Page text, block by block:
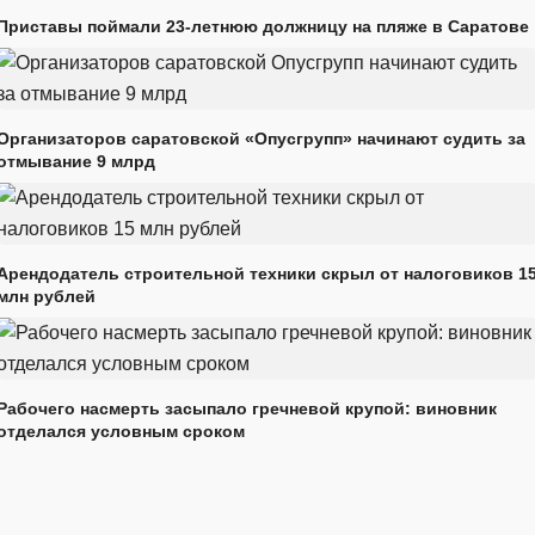
поймали 23-летнюю должницу на пляже в Саратове
саратовской «Опусгрупп» начинают судить за
9 млрд
строительной техники скрыл от налоговиков
рублей
насмерть засыпало гречневой крупой: виновник
условным сроком